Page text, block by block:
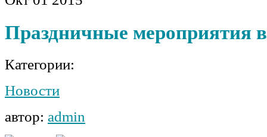
Праздничные мероприятия
Категории:
Новости
автор: admin